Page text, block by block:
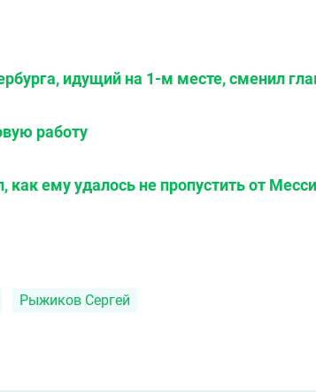
идущий на 1-м месте, сменил
работу
ему удалось не пропустить от
Рыжиков Сергей